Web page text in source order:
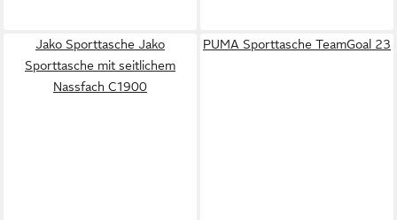
Jako Sporttasche Jako
Sporttasche mit seitlichem
Nassfach C1900
PUMA Sporttasche TeamGoal 23